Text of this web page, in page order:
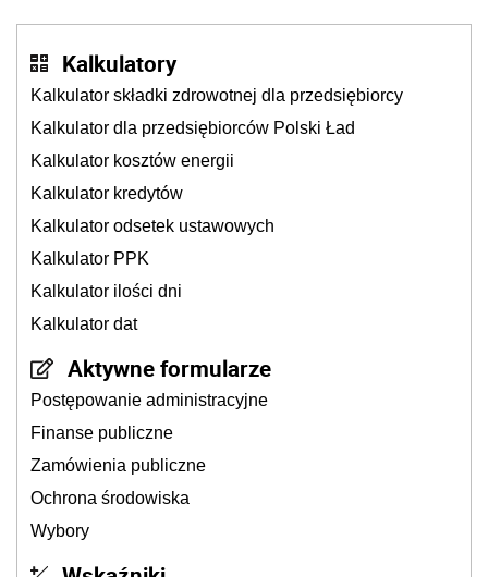
Kalkulatory
Kalkulator składki zdrowotnej dla przedsiębiorcy
Kalkulator dla przedsiębiorców Polski Ład
Kalkulator kosztów energii
Kalkulator kredytów
Kalkulator odsetek ustawowych
Kalkulator PPK
Kalkulator ilości dni
Kalkulator dat
Aktywne formularze
Postępowanie administracyjne
Finanse publiczne
Zamówienia publiczne
Ochrona środowiska
Wybory